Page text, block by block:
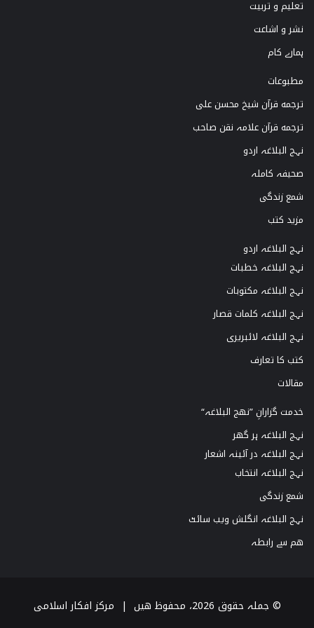
تعلیم و تربیت
نشر و اشاعت
ہمارے کام
مطبوعات
ترجمه قرآن شیخ محسن علی
ترجمه قرآن علامہ نقن صاحب
نہج البلاغہ اردو
صحیفہ کاملہ
شمع زندگی
مزید کتب
نہج البلاغہ اردو
نہج البلاغہ خطبات
نہج البلاغہ مکتوبات
نہج البلاغہ کلمات قصار
نہج البلاغہ لائبریری
کتب کا تعارف
مقالات
خدمت گزارانِ ”نھج البلاغہ“
نہج البلاغہ ہر گھر
نہج البلاغہ در آئینہ اشعار
نہج البلاغہ انتخاب
شمع زندگی
نہج البلاغہ انگلش ویب سائٹ
ھم سے رابطہ
© جملہ حقوق 2026، محفوظ ھیں | مرکز افکار اسلامی